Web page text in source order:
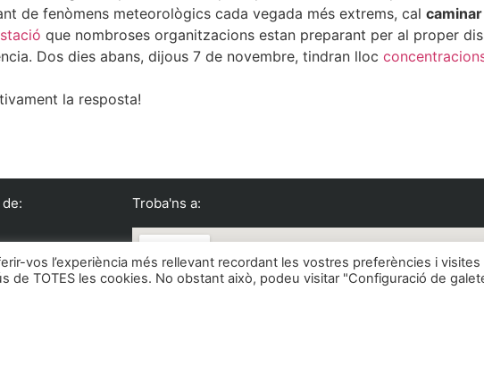
de fenòmens meteorològics cada vegada més extrems, cal
que nombroses organitzacions estan preparant per al proper
Dos dies abans, dijous 7 de novembre, tindran lloc
la resposta!
Troba'ns a:
vos l’experiència més rellevant recordant les vostres preferències i
de TOTES les cookies. No obstant això, podeu visitar "Configuració de